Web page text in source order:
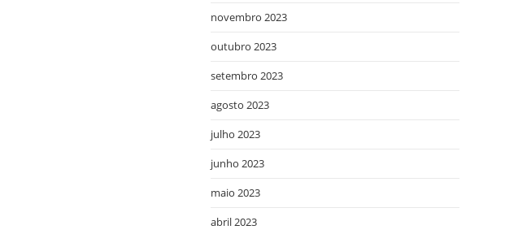
novembro 2023
outubro 2023
setembro 2023
agosto 2023
julho 2023
junho 2023
maio 2023
abril 2023